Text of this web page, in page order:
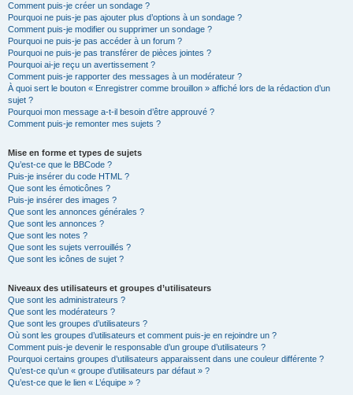
Comment puis-je créer un sondage ?
Pourquoi ne puis-je pas ajouter plus d’options à un sondage ?
Comment puis-je modifier ou supprimer un sondage ?
Pourquoi ne puis-je pas accéder à un forum ?
Pourquoi ne puis-je pas transférer de pièces jointes ?
Pourquoi ai-je reçu un avertissement ?
Comment puis-je rapporter des messages à un modérateur ?
À quoi sert le bouton « Enregistrer comme brouillon » affiché lors de la rédaction d’un
sujet ?
Pourquoi mon message a-t-il besoin d’être approuvé ?
Comment puis-je remonter mes sujets ?
Mise en forme et types de sujets
Qu’est-ce que le BBCode ?
Puis-je insérer du code HTML ?
Que sont les émoticônes ?
Puis-je insérer des images ?
Que sont les annonces générales ?
Que sont les annonces ?
Que sont les notes ?
Que sont les sujets verrouillés ?
Que sont les icônes de sujet ?
Niveaux des utilisateurs et groupes d’utilisateurs
Que sont les administrateurs ?
Que sont les modérateurs ?
Que sont les groupes d’utilisateurs ?
Où sont les groupes d’utilisateurs et comment puis-je en rejoindre un ?
Comment puis-je devenir le responsable d’un groupe d’utilisateurs ?
Pourquoi certains groupes d’utilisateurs apparaissent dans une couleur différente ?
Qu’est-ce qu’un « groupe d’utilisateurs par défaut » ?
Qu’est-ce que le lien « L’équipe » ?